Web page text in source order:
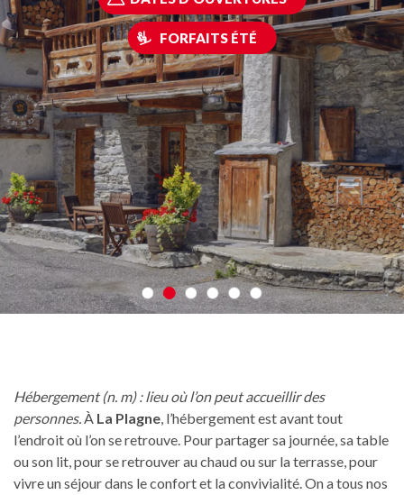
FORFAITS ÉTÉ
Hébergement (n. m) : lieu où l’on peut accueillir des
personnes.À La Plagne, l’hébergement est avant tout
l’endroit où l’on se retrouve. Pour partager sa journée, sa table
ou son lit, pour se retrouver au chaud ou sur la terrasse, pour
vivre un séjour dans le confort et la convivialité. On a tous nos